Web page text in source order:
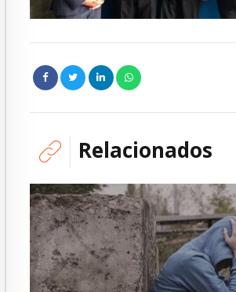
Relacionados